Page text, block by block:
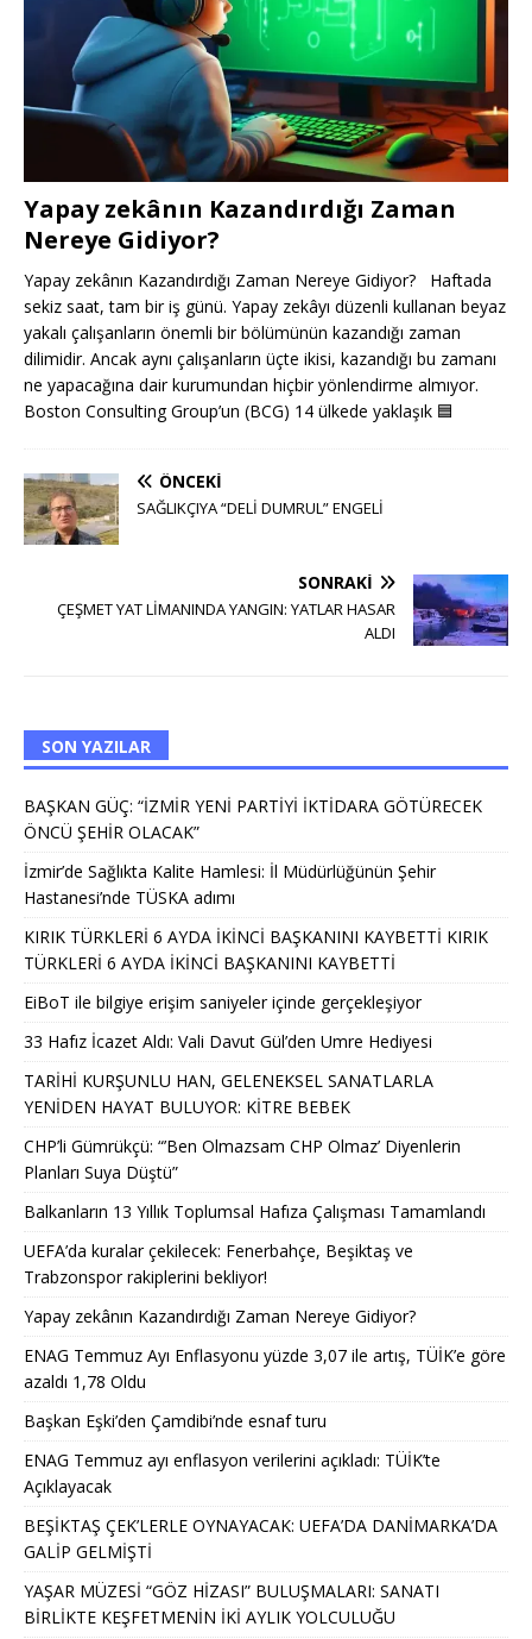
Yapay zekânın Kazandırdığı Zaman
Nereye Gidiyor?
Yapay zekânın Kazandırdığı Zaman Nereye Gidiyor? Haftada
sekiz saat, tam bir iş günü. Yapay zekâyı düzenli kullanan beyaz
yakalı çalışanların önemli bir bölümünün kazandığı zaman
dilimidir. Ancak aynı çalışanların üçte ikisi, kazandığı bu zamanı
ne yapacağına dair kurumundan hiçbir yönlendirme almıyor.
Boston Consulting Group’un (BCG) 14 ülkede yaklaşık 🟦
ÖNCEKI
SAĞLIKÇIYA “DELİ DUMRUL” ENGELİ
SONRAKI
ÇEŞMET YAT LİMANINDA YANGIN: YATLAR HASAR
ALDI
SON YAZILAR
BAŞKAN GÜÇ: “İZMİR YENİ PARTİYİ İKTİDARA GÖTÜRECEK
ÖNCÜ ŞEHİR OLACAK”
İzmir’de Sağlıkta Kalite Hamlesi: İl Müdürlüğünün Şehir
Hastanesi’nde TÜSKA adımı
KIRIK TÜRKLERİ 6 AYDA İKİNCİ BAŞKANINI KAYBETTİ KIRIK
TÜRKLERİ 6 AYDA İKİNCİ BAŞKANINI KAYBETTİ
EiBoT ile bilgiye erişim saniyeler içinde gerçekleşiyor
33 Hafız İcazet Aldı: Vali Davut Gül’den Umre Hediyesi
TARİHİ KURŞUNLU HAN, GELENEKSEL SANATLARLA
YENİDEN HAYAT BULUYOR: KİTRE BEBEK
CHP’li Gümrükçü: “’Ben Olmazsam CHP Olmaz’ Diyenlerin
Planları Suya Düştü”
Balkanların 13 Yıllık Toplumsal Hafıza Çalışması Tamamlandı
UEFA’da kuralar çekilecek: Fenerbahçe, Beşiktaş ve
Trabzonspor rakiplerini bekliyor!
Yapay zekânın Kazandırdığı Zaman Nereye Gidiyor?
ENAG Temmuz Ayı Enflasyonu yüzde 3,07 ile artış, TÜİK’e göre
azaldı 1,78 Oldu
Başkan Eşki’den Çamdibi’nde esnaf turu
ENAG Temmuz ayı enflasyon verilerini açıkladı: TÜİK’te
Açıklayacak
BEŞİKTAŞ ÇEK’LERLE OYNAYACAK: UEFA’DA DANİMARKA’DA
GALİP GELMİŞTİ
YAŞAR MÜZESİ “GÖZ HİZASI” BULUŞMALARI: SANATI
BİRLİKTE KEŞFETMENİN İKİ AYLIK YOLCULUĞU